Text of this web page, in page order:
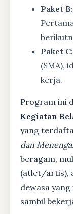
Paket B:
Paket C:
(SMA),
kerja.
Program ini
Kegiatan
yang
dan
beragam,
(atlet/artis),
dewasa
sambil